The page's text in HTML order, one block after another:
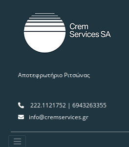
Αποτεφρωτήριο Ριτσώνας
222.1121752 | 6943263355
info@cremservices.gr